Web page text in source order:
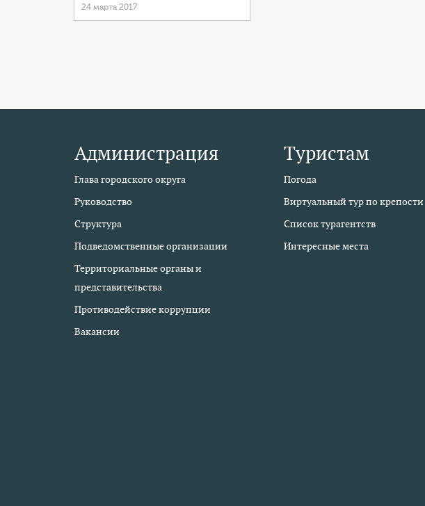
24 марта 2017
Администрация
Глава городского округа
Руководство
Структура
Подведомственные организации
Территориальные органы и
представительства
Противодействие коррупции
Вакансии
Туристам
Погода
Виртуальный тур по крепости
Список турагентств
Интересные места